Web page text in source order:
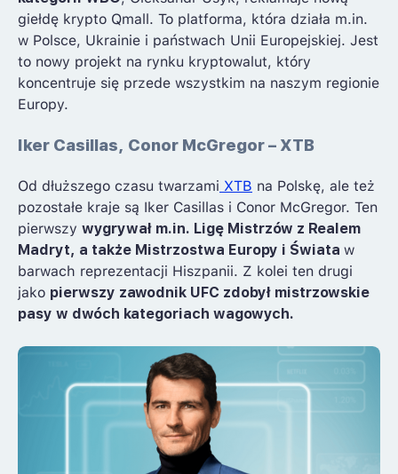
giełdę krypto Qmall. To platforma, która działa m.in.
w Polsce, Ukrainie i państwach Unii Europejskiej. Jest
to nowy projekt na rynku kryptowalut, który
koncentruje się przede wszystkim na naszym regionie
Europy.
Iker Casillas, Conor McGregor – XTB
Od dłuższego czasu twarzami XTB na Polskę, ale też
pozostałe kraje są Iker Casillas i Conor McGregor. Ten
pierwszy wygrywał m.in. Ligę Mistrzów z Realem
Madryt, a także Mistrzostwa Europy i Świata w
barwach reprezentacji Hiszpanii. Z kolei ten drugi
jako pierwszy zawodnik UFC zdobył mistrzowskie
pasy w dwóch kategoriach wagowych.